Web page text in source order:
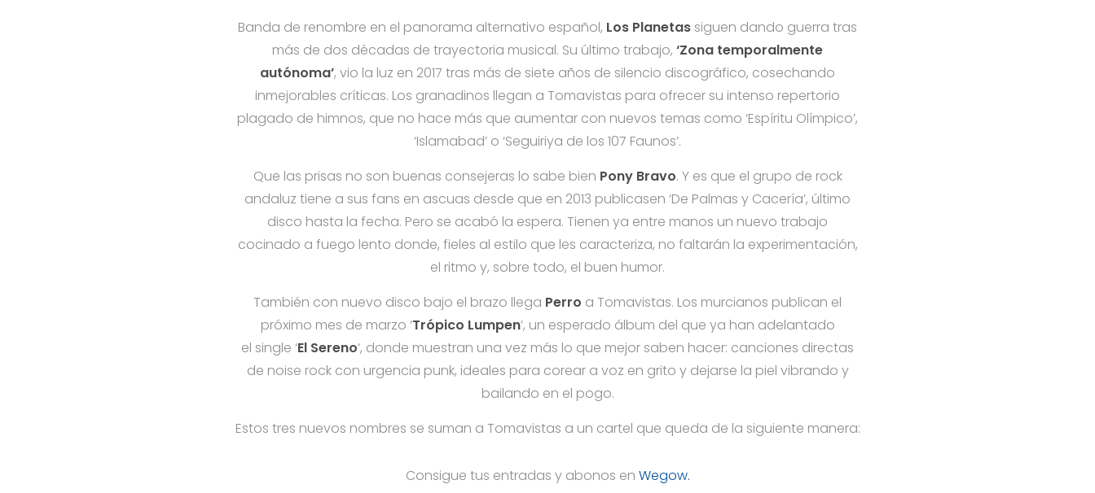
Banda de renombre en el panorama alternativo español, Los Planetas siguen dando guerra tras
más de dos décadas de trayectoria musical. Su último trabajo, ‘Zona temporalmente
autónoma’, vio la luz en 2017 tras más de siete años de silencio discográfico, cosechando
inmejorables críticas. Los granadinos llegan a Tomavistas para ofrecer su intenso repertorio
plagado de himnos, que no hace más que aumentar con nuevos temas como ‘Espíritu Olímpico’,
‘Islamabad’ o ‘Seguiriya de los 107 Faunos’.
Que las prisas no son buenas consejeras lo sabe bien Pony Bravo. Y es que el grupo de rock
andaluz tiene a sus fans en ascuas desde que en 2013 publicasen ‘De Palmas y Cacería’, último
disco hasta la fecha. Pero se acabó la espera. Tienen ya entre manos un nuevo trabajo
cocinado a fuego lento donde, fieles al estilo que les caracteriza, no faltarán la experimentación,
el ritmo y, sobre todo, el buen humor.
También con nuevo disco bajo el brazo llega Perro a Tomavistas. Los murcianos publican el
próximo mes de marzo ‘Trópico Lumpen‘, un esperado álbum del que ya han adelantado
el single ‘El Sereno‘, donde muestran una vez más lo que mejor saben hacer: canciones directas
de noise rock con urgencia punk, ideales para corear a voz en grito y dejarse la piel vibrando y
bailando en el pogo.
Estos tres nuevos nombres se suman a Tomavistas a un cartel que queda de la siguiente manera:
Consigue tus entradas y abonos en Wegow.